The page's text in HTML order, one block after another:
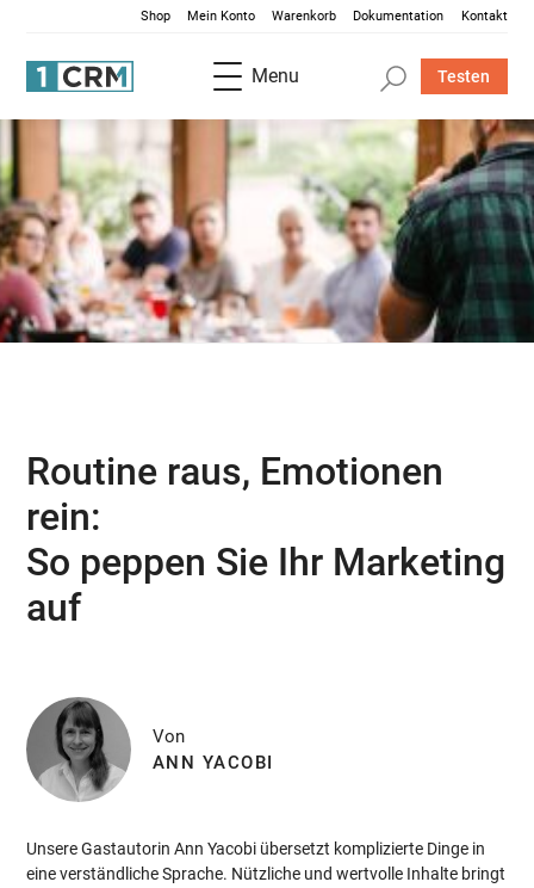
Shop Mein Konto Warenkorb Dokumentation Kontakt
Menu Testen
Routine raus, Emotionen
rein:
So peppen Sie Ihr Marketing
auf
Von
ANN YACOBI
Unsere Gastautorin Ann Yacobi übersetzt komplizierte Dinge in
eine verständliche Sprache. Nützliche und wertvolle Inhalte bringt